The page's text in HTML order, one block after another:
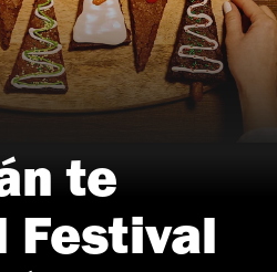
te
Festival